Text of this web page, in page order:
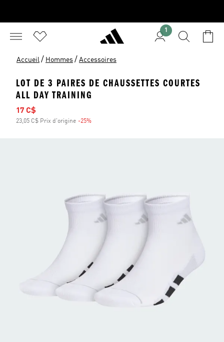
1
Accueil / Hommes / Accessoires
LOT DE 3 PAIRES DE CHAUSSETTES COURTES
ALL DAY TRAINING
Prix soldé
17 C$
23,05 C$ Prix d'origine -25%